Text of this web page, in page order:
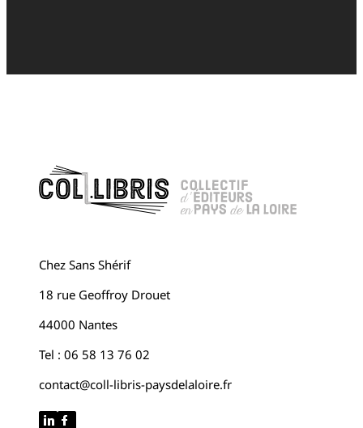
Chez Sans Shérif
18 rue Geoffroy Drouet
44000 Nantes
Tel : 06 58 13 76 02
contact@coll-libris-paysdelaloire.fr